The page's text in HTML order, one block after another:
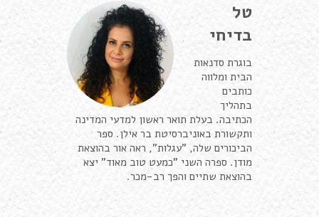
טל
בדיחי
בוגרת סדנאות
הבית ומלווה
כותבים
בתהליך
הכתיבה. בעלת תואר ראשון למדעי המדינה
ותקשורת באוניברסיטת בר אילן. ספר
הביכורים שלה, "עגלות", ראה אור בהוצאת
מודן. ספרה השני "כמעט טוב מאוד" יצא
בהוצאת שתיים והפך רב-מכר.